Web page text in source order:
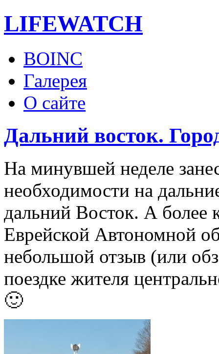
LIFEWATCH
BOINC
Галерея
О сайте
Дальний восток.
На минувшей неделе
необходимости на
дальний Восток. А более
Еврейской Автономной
небольшой отзыв (или
поездке жителя
🙂